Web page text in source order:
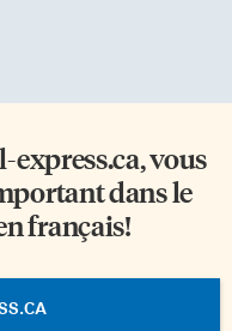
l-express.ca, vous
dans le
français!